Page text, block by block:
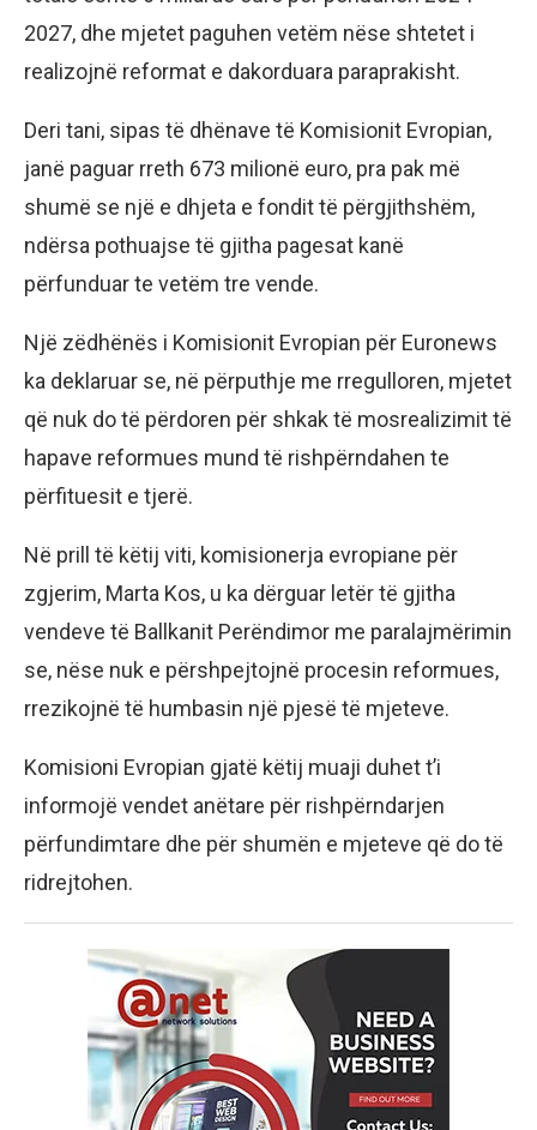
2027, dhe mjetet paguhen vetëm nëse shtetet i
realizojnë reformat e dakorduara paraprakisht.
Deri tani, sipas të dhënave të Komisionit Evropian,
janë paguar rreth 673 milionë euro, pra pak më
shumë se një e dhjeta e fondit të përgjithshëm,
ndërsa pothuajse të gjitha pagesat kanë
përfunduar te vetëm tre vende.
Një zëdhënës i Komisionit Evropian për Euronews
ka deklaruar se, në përputhje me rregulloren, mjetet
që nuk do të përdoren për shkak të mosrealizimit të
hapave reformues mund të rishpërndahen te
përfituesit e tjerë.
Në prill të këtij viti, komisionerja evropiane për
zgjerim, Marta Kos, u ka dërguar letër të gjitha
vendeve të Ballkanit Perëndimor me paralajmërimin
se, nëse nuk e përshpejtojnë procesin reformues,
rrezikojnë të humbasin një pjesë të mjeteve.
Komisioni Evropian gjatë këtij muaji duhet t’i
informojë vendet anëtare për rishpërndarjen
përfundimtare dhe për shumën e mjeteve që do të
ridrejtohen.